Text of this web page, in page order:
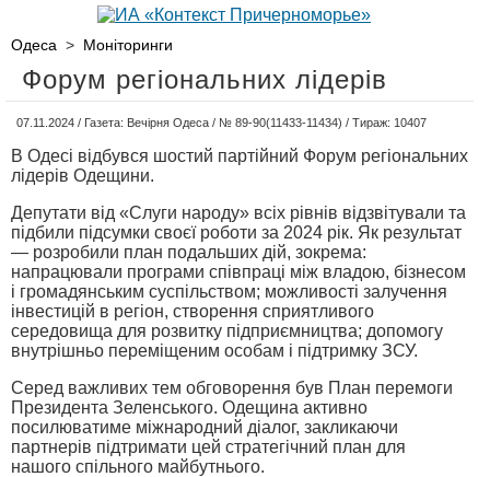
Одеса > Моніторинги
Форум регіональних лідерів
07.11.2024 / Газета: Вечірня Одеса / № 89-90(11433-11434) / Тираж: 10407
В Одесі відбувся шостий партійний Форум регіональних
лідерів Одещини.
Депутати від «Слуги народу» всіх рівнів відзвітували та
підбили підсумки своєї роботи за 2024 рік. Як результат
— розробили план подальших дій, зокрема:
напрацювали програми співпраці між владою, бізнесом
і громадянським суспільством; можливості залучення
інвестицій в регіон, створення сприятливого
середовища для розвитку підприємництва; допомогу
внутрішньо переміщеним особам і підтримку ЗСУ.
Серед важливих тем обговорення був План перемоги
Президента Зеленського. Одещина активно
посилюватиме міжнародний діалог, закликаючи
партнерів підтримати цей стратегічний план для
нашого спільного майбутнього.